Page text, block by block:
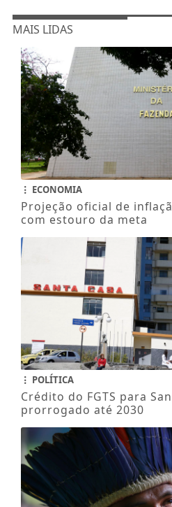
MAIS LIDAS
ECONOMIA
Projeção oficial de
com estouro da meta
POLÍTICA
Crédito do FGTS para
prorrogado até 2030